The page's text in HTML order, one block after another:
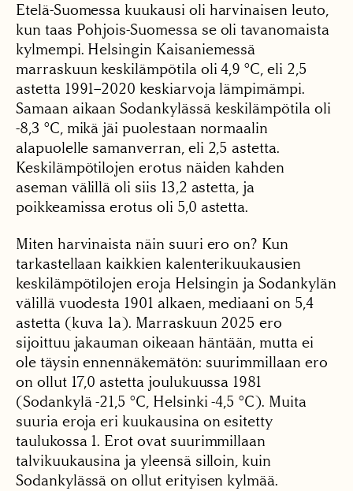
Etelä-Suomessa kuukausi oli harvinaisen leuto,
kun taas Pohjois-Suomessa se oli tavanomaista
kylmempi. Helsingin Kaisaniemessä
marraskuun keskilämpötila oli 4,9 °C, eli 2,5
astetta 1991–2020 keskiarvoja lämpimämpi.
Samaan aikaan Sodankylässä keskilämpötila oli
-8,3 °C, mikä jäi puolestaan normaalin
alapuolelle samanverran, eli 2,5 astetta.
Keskilämpötilojen erotus näiden kahden
aseman välillä oli siis 13,2 astetta, ja
poikkeamissa erotus oli 5,0 astetta.
Miten harvinaista näin suuri ero on? Kun
tarkastellaan kaikkien kalenterikuukausien
keskilämpötilojen eroja Helsingin ja Sodankylän
välillä vuodesta 1901 alkaen, mediaani on 5,4
astetta (kuva 1a). Marraskuun 2025 ero
sijoittuu jakauman oikeaan häntään, mutta ei
ole täysin ennennäkemätön: suurimmillaan ero
on ollut 17,0 astetta joulukuussa 1981
(Sodankylä -21,5 °C, Helsinki -4,5 °C). Muita
suuria eroja eri kuukausina on esitetty
taulukossa 1. Erot ovat suurimmillaan
talvikuukausina ja yleensä silloin, kuin
Sodankylässä on ollut erityisen kylmää.